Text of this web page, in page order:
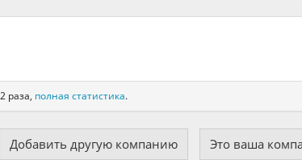
раза, полная статистика.
Добавить другую компанию Это ваша